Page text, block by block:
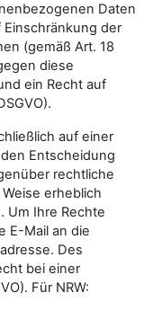
Daten
Einschränkung der
(gemäß Art. 18
diese
ein Recht auf
auf einer
Entscheidung
rechtliche
erheblich
Um Ihre Rechte
E-Mail an die
Des
bei einer
Für NRW: